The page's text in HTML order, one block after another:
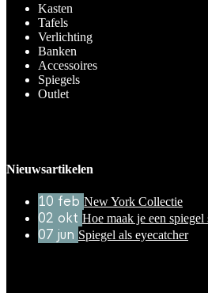
Kasten
Tafels
Verlichting
Banken
Accessoires
Spiegels
Outlet
Nieuwsartikelen
10 feb New York Collectie
02 okt Hoe maak je een spiegel
07 jun Spiegel als eyecatcher